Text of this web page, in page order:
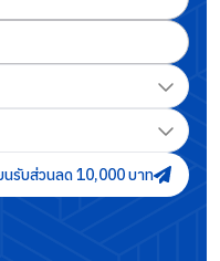
นรับส่วนลด 10,000 บาท